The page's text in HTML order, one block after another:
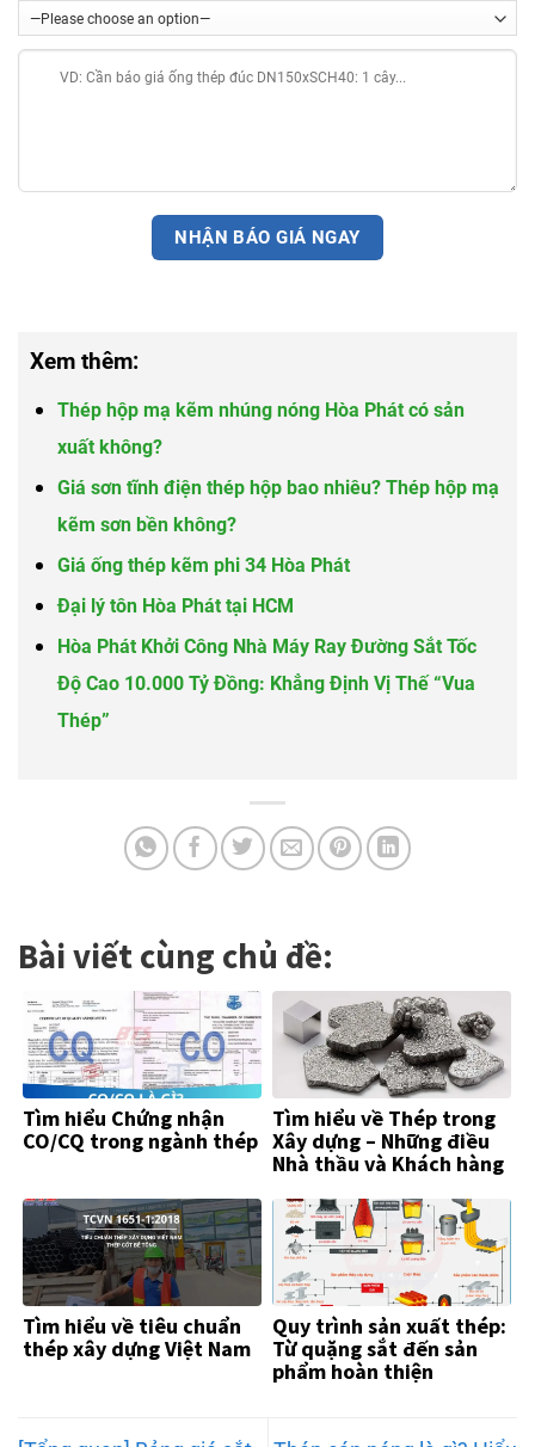
Xem thêm:
Thép hộp mạ kẽm nhúng nóng Hòa Phát có sản
xuất không?
Giá sơn tĩnh điện thép hộp bao nhiêu? Thép hộp mạ
kẽm sơn bền không?
Giá ống thép kẽm phi 34 Hòa Phát
Đại lý tôn Hòa Phát tại HCM
Hòa Phát Khởi Công Nhà Máy Ray Đường Sắt Tốc
Độ Cao 10.000 Tỷ Đồng: Khẳng Định Vị Thế “Vua
Thép”
Bài viết cùng chủ đề:
Tìm hiểu Chứng nhận
CO/CQ trong ngành thép
Tìm hiểu về Thép trong
Xây dựng – Những điều
Nhà thầu và Khách hàng
Tìm hiểu về tiêu chuẩn
thép xây dựng Việt Nam
Quy trình sản xuất thép:
Từ quặng sắt đến sản
phẩm hoàn thiện